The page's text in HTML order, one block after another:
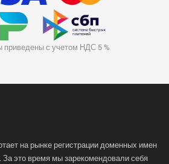
приведены с учетом НДС 5 %
на рынке регистрации доменных имен
За это время мы зарекомендовали себя